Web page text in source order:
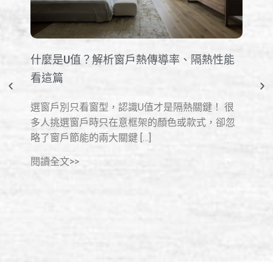
什麼是U值？解析窗戶熱傳導率、隔熱性能
看這篇
選窗戶別只看窗型，認識U值才是隔熱關鍵！ 很
多人挑選窗戶時只在意框架的顏色或款式，卻忽
略了窗戶節能的兩大關鍵 […]
閱讀全文>>